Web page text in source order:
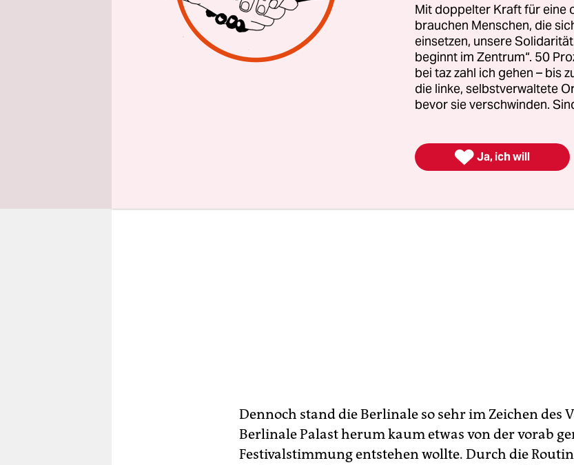
Im Vorfeld hatte es
Kritik an der Entscheidung des
zur üblichen Zeit im Februar wieder Publikum am
gestatten
. Was den Stand bis jetzt betrifft, muss
wider Erwarten sprechen. Bisher wurde zumindest
sich Besucher in großem Stil im Gedränge an den
Dennoch stand die Berlinale so sehr im Zeichen des
Berlinale Palast herum kaum etwas von der vorab
Festivalstimmung entstehen wollte. Durch die
Mit doppelter Kraft für eine
brauchen Menschen, die
einsetzen, unsere
beginnt im Zentrum“. 50
bei taz zahl ich gehen – bis
die linke, selbstverwaltete
bevor sie verschwinden.
 Ja, ich will